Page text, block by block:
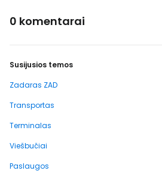
0 komentarai
Susijusios temos
Zadaras ZAD
Transportas
Terminalas
Viešbučiai
Paslaugos